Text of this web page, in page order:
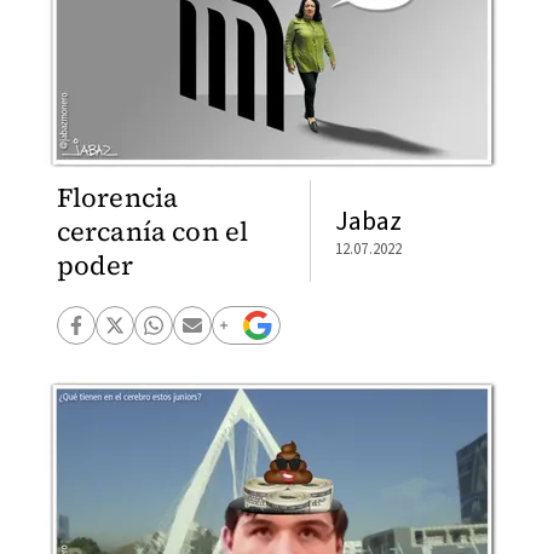
Florencia
cercanía con el
poder
Jabaz
12.07.2022